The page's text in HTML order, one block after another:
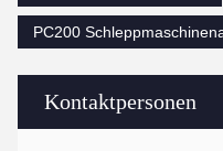
Kontaktpersonen
PC200